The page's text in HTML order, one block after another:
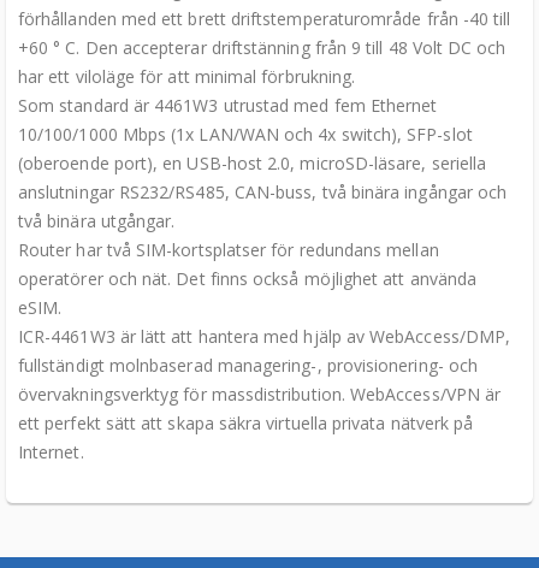
förhållanden med ett brett driftstemperaturområde från -40 till
+60 ° C. Den accepterar driftstänning från 9 till 48 Volt DC och
har ett viloläge för att minimal förbrukning.
Som standard är 4461W3 utrustad med fem Ethernet
10/100/1000 Mbps (1x LAN/WAN och 4x switch), SFP-slot
(oberoende port), en USB-host 2.0, microSD-läsare, seriella
anslutningar RS232/RS485, CAN-buss, två binära ingångar och
två binära utgångar.
Router har två SIM-kortsplatser för redundans mellan
operatörer och nät. Det finns också möjlighet att använda
eSIM.
ICR-4461W3 är lätt att hantera med hjälp av WebAccess/DMP,
fullständigt molnbaserad managering-, provisionering- och
övervakningsverktyg för massdistribution. WebAccess/VPN är
ett perfekt sätt att skapa säkra virtuella privata nätverk på
Internet.